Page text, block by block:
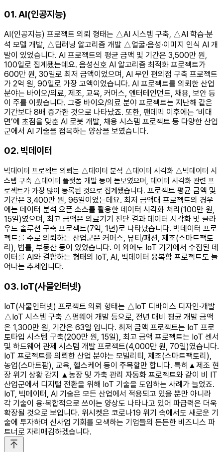
01. AI(인공지능)
AI(인공지능) 프로젝트 의뢰 형태는 △AI 시스템 구축, △AI 학습·분
석 모델 개발, △딥러닝 알고리즘 개발 △얼굴·음성·이미지 인식 AI 개
발이 있었습니다. AI 프로젝트의 평균 금액 및 기간은 3,500만 원,
100일로 집계됐는데요. 음성신호 AI 알고리즘 최적화 프로젝트가
600만 원, 30일로 최저 금액이었으며, AI 무인 편의점 구축 프로젝트
가 2억 원, 90일로 가장 고액이었습니다. AI 프로젝트를 의뢰한 산업
분야는 바이오/의료, 제조, 교육, 커머스, 엔터테인먼트, 채용, 보안 등
이 주를 이뤘습니다. 그중 바이오/의료 분야 프로젝트는 지난해 같은
기간보다 8배 증가한 것으로 나타났죠. 또한, 팬데믹 이후에는 ‘비대
면’에 초점을 맞춘 AI 로봇 개발, 채용 시스템 프로젝트 등 다양한 산업
군에서 AI 기술을 접목하는 양상을 보였습니다.
02. 빅데이터
빅데이터 프로젝트 의뢰는 △데이터 분석 △데이터 시각화 △빅데이터 시
스템 구축 △데이터 플랫폼 개발 등이 돋보였으며, 데이터 시각화 관련 프
로젝트가 가장 많이 등록된 것으로 집계됐습니다. 프로젝트 평균 금액 및
기간은 3,400만 원, 96일이었는데요. 최저 금액대 프로젝트의 경우
에는 데이터 분석 오픈 소스를 활용한 데이터 시각화 처리(100만 원,
15일)였으며, 최고 금액은 의료기기 진단 결과 데이터 시각화 및 클라
우드 솔루션 구축 프로젝트(7억, 1년)로 나타났습니다. 빅데이터 프로
젝트를 주로 의뢰하는 산업군은 커머스, 뷰티/패션, 제조(스마트팩토
리), 법률, 부동산 등이 있었습니다. 이 외에도 IoT 기기에서 수집된 데
이터를 AI와 결합하는 형태의 IoT, AI, 빅데이터 융복합 프로젝트도 늘
어나는 추세입니다.
03. IoT(사물인터넷)
IoT(사물인터넷) 프로젝트 의뢰 형태는 △IoT 디바이스 디자인·개발
△IoT 시스템 구축 △펌웨어 개발 등으로, 전년 대비 평균 개발 금액
은 1,300만 원, 기간은 63일 입니다. 최저 금액 프로젝트는 IoT 프로
토타입 시스템 구축(200만 원, 15일), 최고 금액 프로젝트는 IoT 센서
및 하드웨어 관제 시스템 개발 프로젝트(4,000만 원, 70일)였습니다.
IoT 프로젝트를 의뢰한 산업 분야는 모빌리티, 제조(스마트팩토리),
농업(스마트팜), 교육, 헬스케어 등이 주목할만 합니다. 특히▲제조 현
장 위기 상황 감지 ▲농장 및 가축 관리 자동화 프로젝트와 같이 비 IT
산업군에서 디지털 전환을 위해 IoT 기술을 도입하는 사례가 늘었죠.
IoT, 빅데이터, AI 기술은 모든 산업에서 적용되고 있을 뿐만 아니라
각 기술이 융·복합적으로 쓰이는 양상도 나타나고 있어 파급력은 더욱
확장될 것으로 보입니다. 위시켓은 코로나19 위기 속에서도 새로운 기
술에 투자하며 신사업 기회를 모색하는 기업들의 든든한 비즈니스 파
트너로 자리매김하겠습니다.